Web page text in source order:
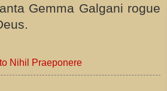
Gemma Galgani rogue
Nihil Praeponere